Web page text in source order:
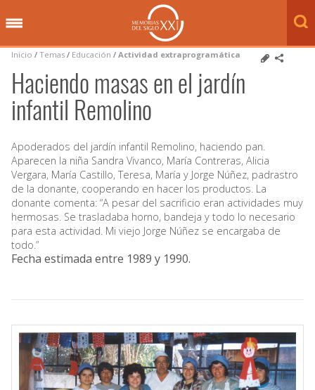
Inicio / Temas / Educación / Actividad extraprogramática
Haciendo masas en el jardín
infantil Remolino
Apoderados del jardín infantil Remolino, haciendo pan.
Aparecen la niña Sandra Vivanco, María Contreras, Alicia
Vergara, María Castillo, Teresa, María y Jorge Núñez, padrastro
de la donante, cooperando en hacer los productos. La
donante comenta: “A pesar del sacrificio eran actividades muy
hermosas. Se trasladaba horno, bandeja y todo lo necesario
para esta actividad. Mi viejo Jorge Núñez se encargaba de
todo.”
Fecha estimada entre 1989 y 1990.